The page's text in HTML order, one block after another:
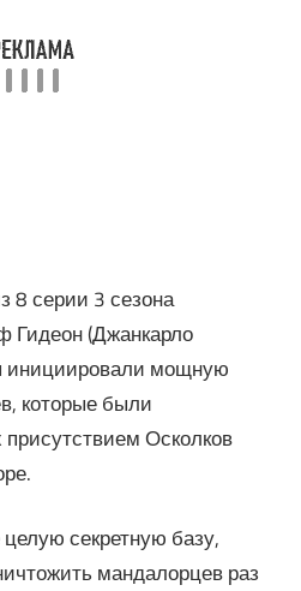
8 серии 3 сезона
(Джанкарло
инициировали мощную
которые были
присутствием Осколков
секретную базу,
мандалорцев раз